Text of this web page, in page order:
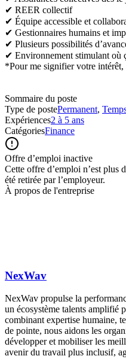
✔ REER collectif
✔ Équipe accessible et
✔ Gestionnaires humains et
✔ Plusieurs possibilités
✔ Environnement stimulant où
*Pour me signifier votre
Sommaire du poste
Type de postePermanent,
Expériences2 à 5 ans
CatégoriesFinance
Offre d’emploi inactive
Cette offre d’emploi n’est plus
été retirée par l’employeur.
À propos de l'entreprise
NexWav
NexWav propulse la
un écosystème talents amplifié
combinant expertise humaine,
de pointe, nous aidons les
développer et mobiliser les
avenir du travail plus inclusif,